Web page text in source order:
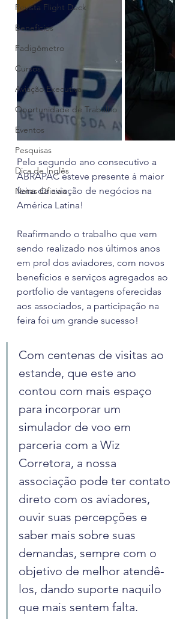
Revista Flight Deck
Benefícios
Fadigômetro
Cursos
Aviação Executiva
Oportunidade de Trabalho
Eventos
Pesquisas
Dica de Inglês
Notas Oficiais
Pelo segundo ano consecutivo a
ABRAPAC esteve presente à maior
feira da aviação de negócios na
América Latina!
Reafirmando o trabalho que vem
sendo realizado nos últimos anos
em prol dos aviadores, com novos
benefícios e serviços agregados ao
portfolio de vantagens oferecidas
aos associados, a participação na
feira foi um grande sucesso!
Com centenas de visitas ao
estande, que este ano
contou com mais espaço
para incorporar um
simulador de voo em
parceria com a Wiz
Corretora, a nossa
associação pode ter contato
direto com os aviadores,
ouvir suas percepções e
saber mais sobre suas
demandas, sempre com o
objetivo de melhor atendê-
los, dando suporte naquilo
que mais sentem falta.